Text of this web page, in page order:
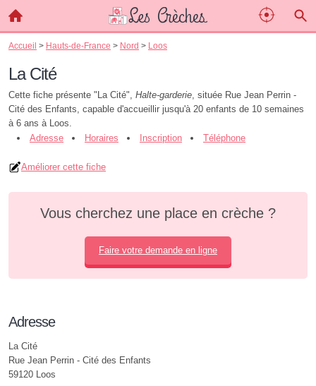
Accueil > Hauts-de-France > Nord > Loos
La Cité
Cette fiche présente "La Cité", Halte-garderie, située Rue Jean Perrin -
Cité des Enfants, capable d'accueillir jusqu'à 20 enfants de 10 semaines
à 6 ans à Loos.
Adresse
Horaires Inscription Téléphone
Améliorer cette fiche
Vous cherchez une place en crèche ?
Faire votre demande en ligne
Adresse
La Cité
Rue Jean Perrin - Cité des Enfants
59120 Loos